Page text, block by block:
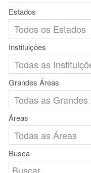
Estados
Instituições
Grandes Áreas
Áreas
Busca